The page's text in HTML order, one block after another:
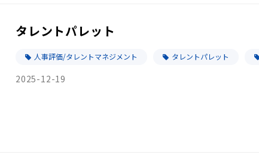
タレントパレット
人事評価/タレントマネジメント タレントパレット
2025-12-19